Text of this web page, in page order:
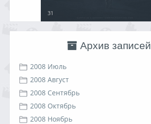
31
Архив записей
2008 Июль
2008 Август
2008 Сентябрь
2008 Октябрь
2008 Ноябрь